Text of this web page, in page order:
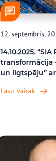
12. septembris,
14.10.2025.
transformācija
un ilgtspēju”
Lasīt vairāk